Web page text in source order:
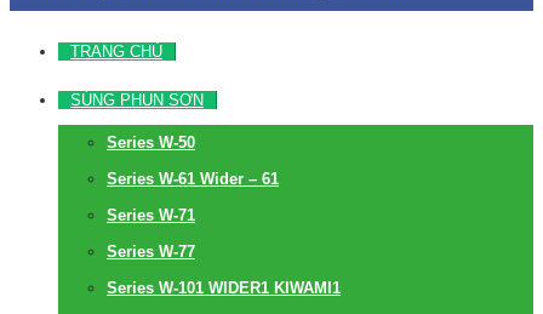
TRANG CHỦ
SÚNG PHUN SƠN
Series W-50
Series W-61 Wider – 61
Series W-71
Series W-77
Series W-101 WIDER1 KIWAMI1